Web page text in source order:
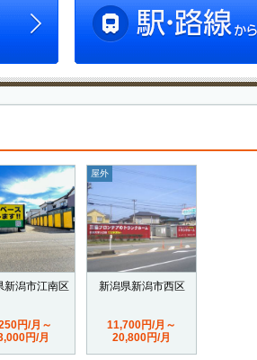
新潟市江南区
円/月～
円/月
屋外
新潟県新潟市西区
11,700円/月～
20,800円/月